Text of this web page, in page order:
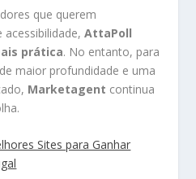
que querem
acessibilidade,AttaPoll
prática. No entanto, para
maior profundidade e uma
Marketagent continua
Sites para Ganhar